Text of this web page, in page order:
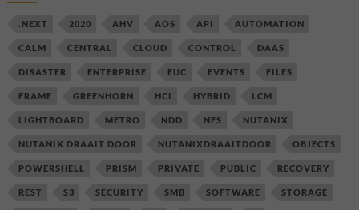
.NEXT 2020 AHV AOS API AUTOMATION
CALM CENTRAL CLOUD CONTROL DAAS
DISASTER ENTERPRISE EUC EVENTS FILES
FRAME GREENHORN HCI HYBRID LCM
LIGHTBOARD METRO NDD NFS NUTANIX
NUTANIX DRAAIT DOOR NUTANIXDRAAITDOOR OBJECTS
POWERSHELL PRISM PRIVATE PUBLIC RECOVERY
REST S3 SECURITY SMB SOFTWARE STORAGE